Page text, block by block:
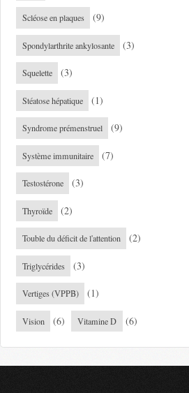
Scléose en plaques (9)
Spondylarthrite ankylosante (3)
Squelette (3)
Stéatose hépatique (1)
Syndrome prémenstruel (9)
Système immunitaire (7)
Testostérone (3)
Thyroïde (2)
Touble du déficit de l'attention (2)
Triglycérides (3)
Vertiges (VPPB) (1)
Vision (6) Vitamine D (6)